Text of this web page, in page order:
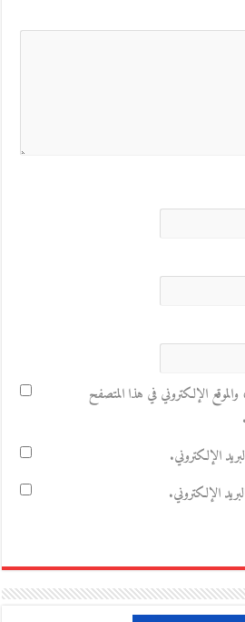
الإلكتروني في هذا المتصفح
الإلكتروني.
الإلكتروني.